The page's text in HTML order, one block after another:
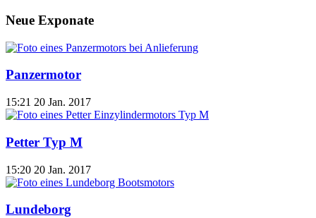
Neue Exponate
Panzermotor
15:21 20 Jan. 2017
Petter Typ M
15:20 20 Jan. 2017
Lundeborg